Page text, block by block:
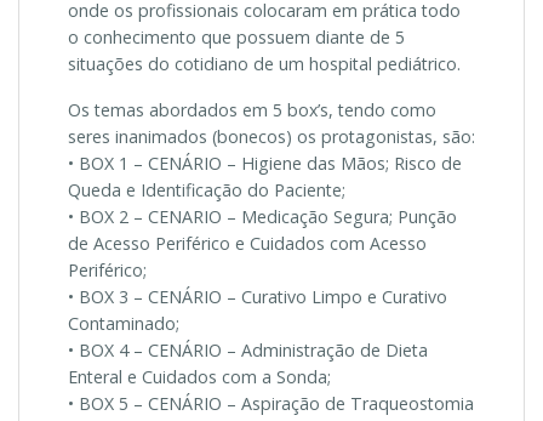
onde os profissionais colocaram em prática todo
o conhecimento que possuem diante de 5
situações do cotidiano de um hospital pediátrico.
Os temas abordados em 5 box’s, tendo como
seres inanimados (bonecos) os protagonistas, são:
• BOX 1 – CENÁRIO – Higiene das Mãos; Risco de
Queda e Identificação do Paciente;
• BOX 2 – CENARIO – Medicação Segura; Punção
de Acesso Periférico e Cuidados com Acesso
Periférico;
• BOX 3 – CENÁRIO – Curativo Limpo e Curativo
Contaminado;
• BOX 4 – CENÁRIO – Administração de Dieta
Enteral e Cuidados com a Sonda;
• BOX 5 – CENÁRIO – Aspiração de Traqueostomia